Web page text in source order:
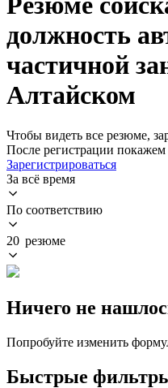
должность
частичной
Алтайском
Чтобы видеть все резюме,
После регистрации
Зарегистрироваться
За всё время
По соответствию
20 резюме
Ничего не
Попробуйте изменить
Быстрые